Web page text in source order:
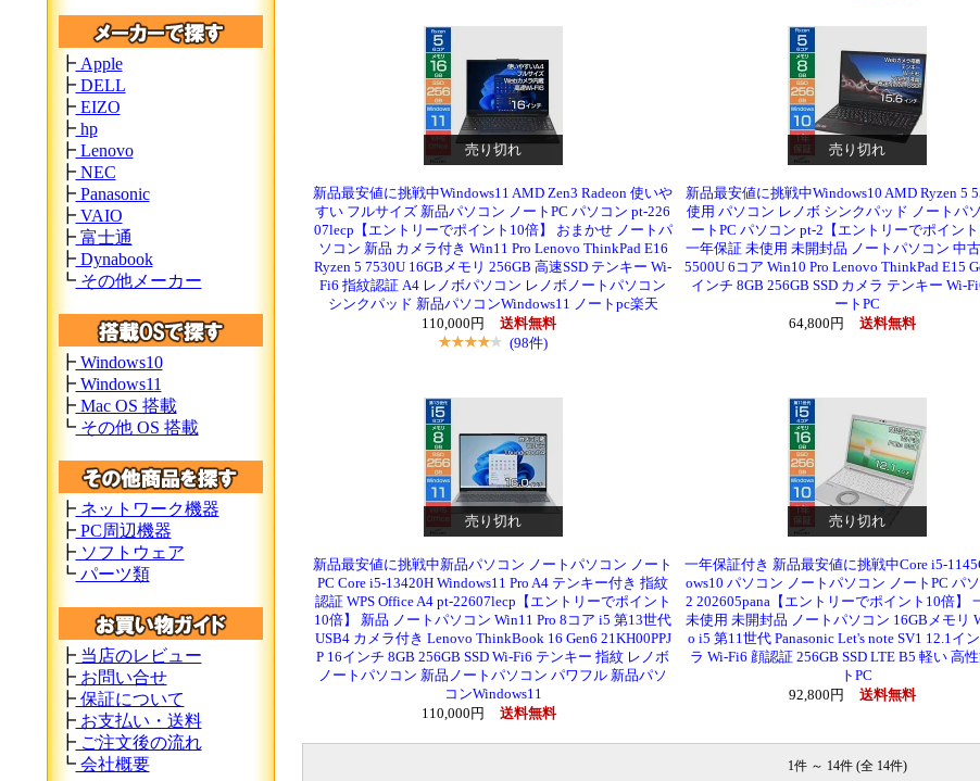
┣Apple
┣DELL
┣EIZO
┣hp
┣Lenovo
┣NEC
┣Panasonic
┣VAIO
┣富士通
┣Dynabook
┗その他メーカー
┣Windows10
┣Windows11
┣Mac OS 搭載
┗その他 OS 搭載
┣ネットワーク機器
┣PC周辺機器
┣ソフトウェア
┗パーツ類
┣当店のレビュー
┣お問い合せ
┣保証について
┣お支払い・送料
┣ご注文後の流れ
┗会社概要
売り切れ 売り切れ
新品最安値に挑戦中Windows11 AMD Zen3 Radeon 使いや
すい フルサイズ 新品パソコン ノートPC パソコン pt-226
07lecp【エントリーでポイント10倍】 おまかせ ノートパ
ソコン 新品 カメラ付き Win11 Pro Lenovo ThinkPad E16
Ryzen 5 7530U 16GBメモリ 256GB 高速SSD テンキー Wi-
Fi6 指紋認証 A4 レノボパソコン レノボノートパソコン
シンクパッド 新品パソコンWindows11 ノートpc楽天
110,000円
送料無料
(98件)
新品最安値に挑戦中Windows10 AMD Ryzen 5
使用 パソコン レノボ シンクパッド ノートパ
ートPC パソコン pt-2【エントリーでポイント
一年保証 未使用 未開封品 ノートパソコン 中
5500U 6コア Win10 Pro Lenovo ThinkPad E15
インチ 8GB 256GB SSD カメラ テンキー Wi-
ートPC
64,800円
送料無料
売り切れ 売り切れ
新品最安値に挑戦中新品パソコン ノートパソコン ノート
PC Core i5-13420H Windows11 Pro A4 テンキー付き 指紋
認証 WPS Office A4 pt-22607lecp【エントリーでポイント
10倍】 新品 ノートパソコン Win11 Pro 8コア i5 第13世代
USB4 カメラ付き Lenovo ThinkBook 16 Gen6 21KH00PPJ
P 16インチ 8GB 256GB SSD Wi-Fi6 テンキー 指紋 レノボ
ノートパソコン 新品ノートパソコン パワフル 新品パソ
コンWindows11
110,000円
送料無料
一年保証付き 新品最安値に挑戦中Core i5-
ows10 パソコン ノートパソコン ノートPC パ
2 202605pana【エントリーでポイント10倍】
未使用 未開封品 ノートパソコン 16GBメモリ
o i5 第11世代 Panasonic Let's note SV1 12.1イ
ラ Wi-Fi6 顔認証 256GB SSD LTE B5 軽い 高
トPC
92,800円
送料無料
1件 ～ 14件 (全 14件)